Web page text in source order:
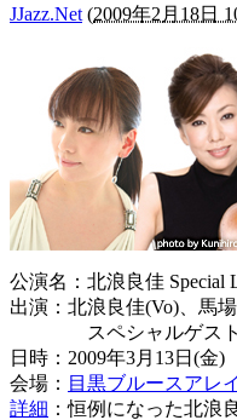
JJazz.Net (2009年2月18日
公演名：北浪良佳 Special
出演：北浪良佳(Vo)、馬
スペシャルゲスト：
日時：2009年3月13日(金)
会場： 目黒ブルースアレ
詳細 ：恒例になった北浪